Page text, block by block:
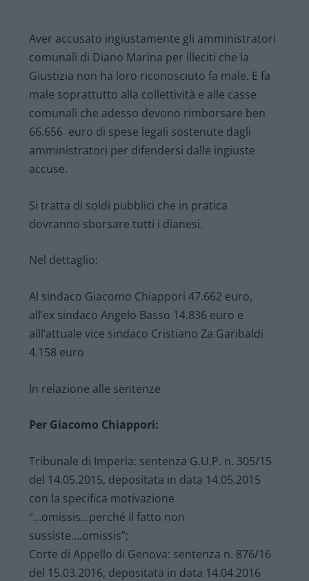
Aver accusato ingiustamente gli amministratori
comunali di Diano Marina per illeciti che la
Giustizia non ha loro riconosciuto fa male. E fa
male soprattutto alla collettività e alle casse
comunali che adesso devono rimborsare ben
66.656 euro di spese legali sostenute dagli
amministratori per difendersi dalle ingiuste
accuse.
Si tratta di soldi pubblici che in pratica
dovranno sborsare tutti i dianesi.
Nel dettaglio:
Al sindaco Giacomo Chiappori 47.662 euro,
all’ex sindaco Angelo Basso 14.836 euro e
alll’attuale vice sindaco Cristiano Za Garibaldi
4.158 euro
In relazione alle sentenze
Per Giacomo Chiappori:
Tribunale di Imperia: sentenza G.U.P. n. 305/15
del 14.05.2015, depositata in data 14.05.2015
con la specifica motivazione
“…omissis…perché il fatto non
sussiste….omissis”;
Corte di Appello di Genova: sentenza n. 876/16
del 15.03.2016, depositata in data 14.04.2016